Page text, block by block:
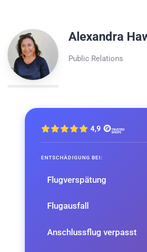
Alexandra
Public Relations
ENTSCHÄDIGUNG BEI:
Flugverspätung
Flugausfall
Anschlussflug verpasst